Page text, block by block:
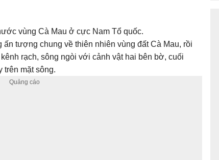
vùng Cà Mau ở cực Nam Tổ quốc.
tượng chung về thiên nhiên vùng đất Cà Mau, rồi
rạch, sông ngòi với cảnh vật hai bên bờ, cuối
trên mặt sông.